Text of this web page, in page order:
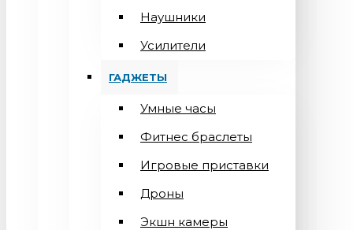
Наушники
Усилители
ГАДЖЕТЫ
Умные часы
Фитнес браслеты
Игровые приставки
Дроны
Экшн камеры